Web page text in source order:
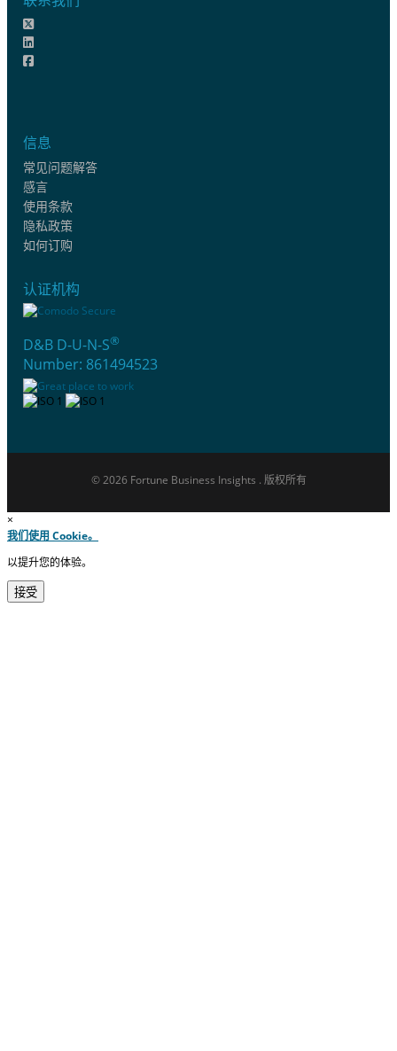
信息
常见问题解答
感言
使用条款
隐私政策
如何订购
认证机构
D&B D-U-N-S®
Number: 861494523
© 2026 Fortune Business Insights . 版权所有
×
我们使用 Cookie。
以提升您的体验。
接受